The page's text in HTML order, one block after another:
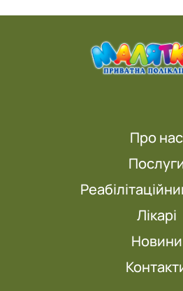
Про нас
Лікарі
Новини